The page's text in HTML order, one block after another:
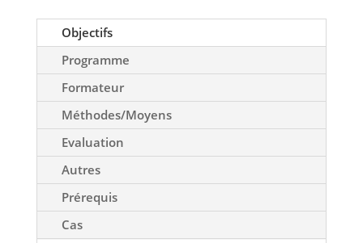
Objectifs
Programme
Formateur
Méthodes/Moyens
Evaluation
Autres
Prérequis
Cas